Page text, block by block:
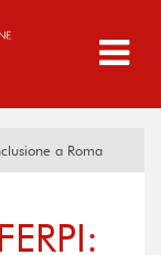
a Roma